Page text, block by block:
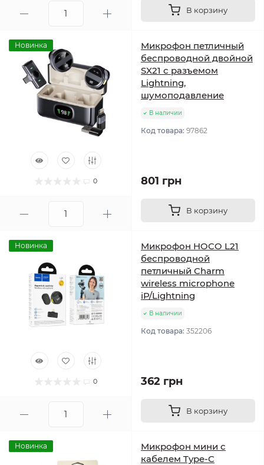
В корзину
Новинка
0
Микрофон петличный
беспроводной двойной
SX21 с разъемом
Lightning,
шумоподавление
В наличии
Код товара: 97862
801 грн
В корзину
Новинка
0
Микрофон HOCO L21
беспроводной
петличный Charm
wireless microphone
iP/Lightning
В наличии
Код товара: 352206
362 грн
В корзину
Новинка
Микрофон мини с
кабелем Type-C